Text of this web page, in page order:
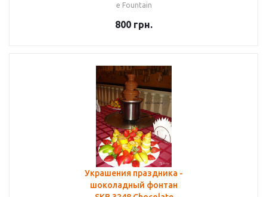
e Fountain
800 грн.
Украшения праздника -
шоколадный фонтан